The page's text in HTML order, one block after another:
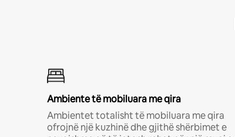
Ambiente të mobiluara me qira
Ambientet totalisht të mobiluara me qira
ofrojnë një kuzhinë dhe gjithë shërbimet e